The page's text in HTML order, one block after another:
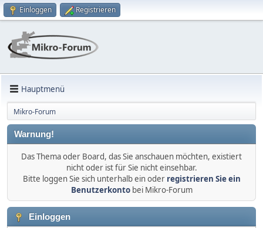
Einloggen Registrieren
Hauptmenü
Mikro-Forum
Warnung!
Das Thema oder Board, das Sie anschauen möchten, existiert
nicht oder ist für Sie nicht einsehbar.
Bitte loggen Sie sich unterhalb ein oder registrieren Sie ein
Benutzerkontobei Mikro-Forum
Einloggen